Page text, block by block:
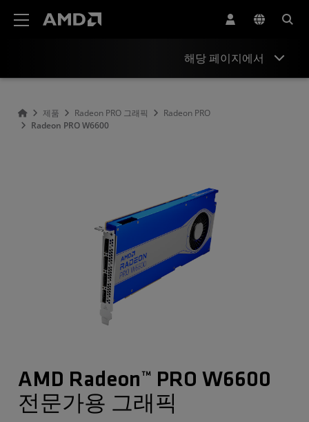
해당 페이지에서
제품 Radeon PRO 그래픽
Radeon PRO
Radeon PRO W6600
AMD Radeon™ PRO W6600
전문가용 그래픽